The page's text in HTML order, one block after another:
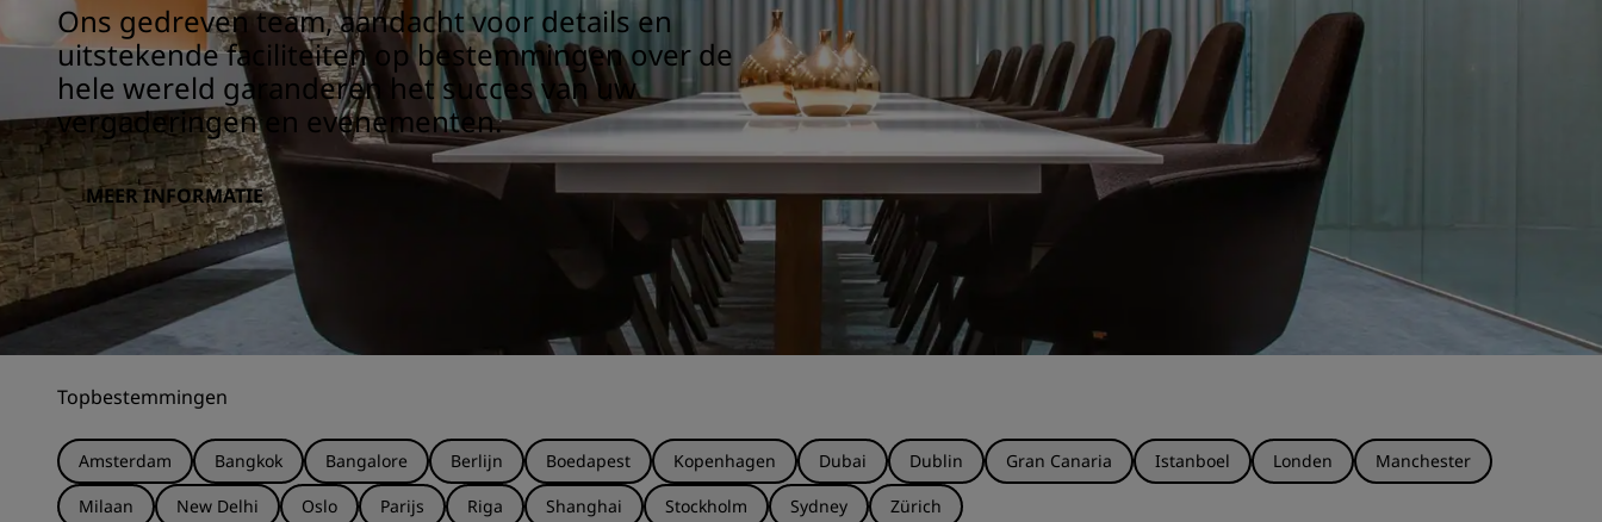
Ons gedreven team, aandacht voor details en
uitstekende faciliteiten op bestemmingen over de
hele wereld garanderen het succes van uw
vergaderingen en evenementen.
MEER INFORMATIE
Topbestemmingen
Amsterdam Bangkok Bangalore Berlijn Boedapest Kopenhagen Dubai Dublin Gran Canaria Istanboel Londen
Manchester
Milaan
New Delhi Oslo Parijs Riga Shanghai Stockholm Sydney Zürich